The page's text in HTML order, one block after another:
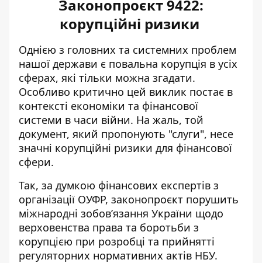
Законопроєкт 9422:
корупційні ризики
Однією з головних та системних проблем
нашої держави є повальна корупція в усіх
сферах, які тільки можна згадати.
Особливо критично цей виклик постає в
контексті економіки та фінансової
системи в часи війни. На жаль, той
документ, який пропонують "слуги", несе
значні корупційні ризики для фінансової
сфери.
Так, за думкою фінансових експертів з
організації ОУФР, законопроєкт порушить
міжнародні зобов’язання України щодо
верховенства права та боротьби з
корупцією при розробці та прийнятті
регуляторних нормативних актів НБУ.